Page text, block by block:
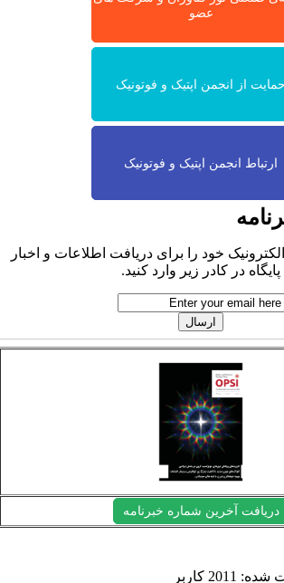
عضو
از انجمن اپتیک و فوتونیک
ارتباط انجمن اپتیک و فوتونیک
خود را برای دریافت اطلاعات و اخبار
پایگاه در کادر زیر وارد کنید.
دریافت آخرین شماره خبرنامه
کاربر